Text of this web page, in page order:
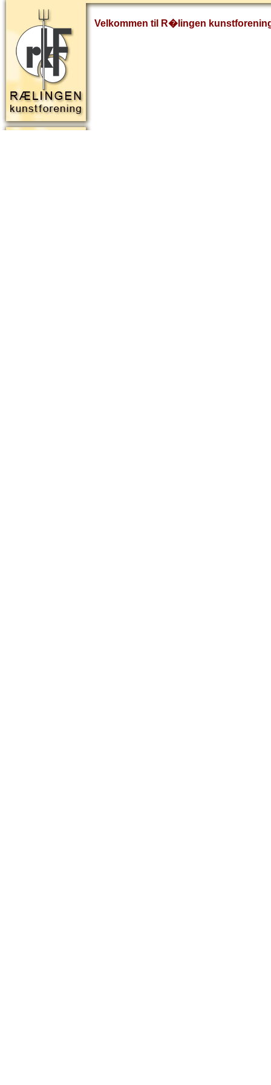
Velkommen til R�lingen